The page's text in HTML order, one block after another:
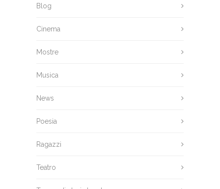
Blog
Cinema
Mostre
Musica
News
Poesia
Ragazzi
Teatro